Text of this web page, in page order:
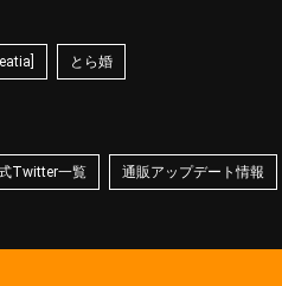
とら婚
Twitter一覧 通販アップデート情報